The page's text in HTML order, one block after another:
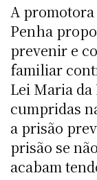
A
Penha
prevenir e
familiar
Lei Maria da
cumpridas
a prisão
prisão se
acabam